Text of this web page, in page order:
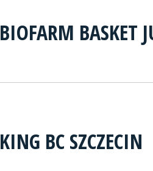
BIOFARM BASKET
KING BC SZCZECIN